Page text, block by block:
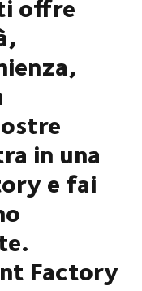
in una
e fai
Factory